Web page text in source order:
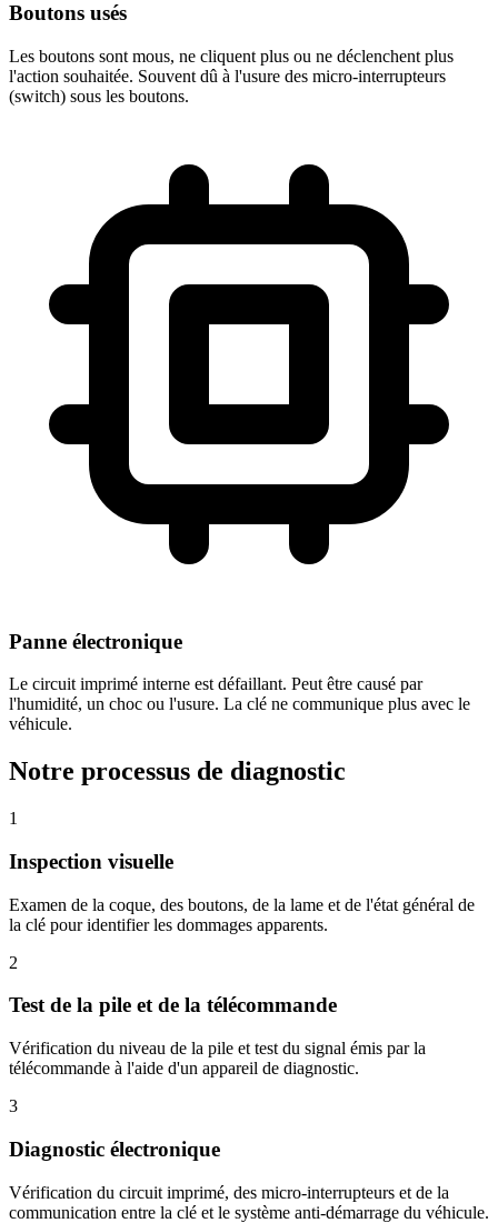
Boutons usés
Les boutons sont mous, ne cliquent plus ou ne déclenchent plus
l'action souhaitée. Souvent dû à l'usure des micro-interrupteurs
(switch) sous les boutons.
Panne électronique
Le circuit imprimé interne est défaillant. Peut être causé par
l'humidité, un choc ou l'usure. La clé ne communique plus avec le
véhicule.
Notre processus de diagnostic
1
Inspection visuelle
Examen de la coque, des boutons, de la lame et de l'état général de
la clé pour identifier les dommages apparents.
2
Test de la pile et de la télécommande
Vérification du niveau de la pile et test du signal émis par la
télécommande à l'aide d'un appareil de diagnostic.
3
Diagnostic électronique
Vérification du circuit imprimé, des micro-interrupteurs et de la
communication entre la clé et le système anti-démarrage du véhicule.